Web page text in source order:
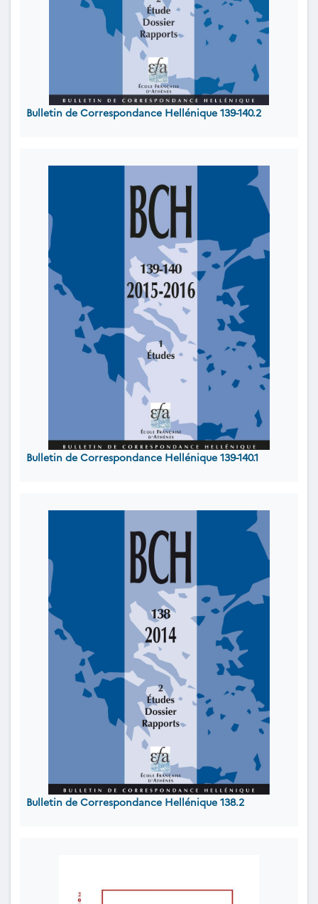
Bulletin de Correspondance Hellénique 139-140.2
Bulletin de Correspondance Hellénique 139-140.1
Bulletin de Correspondance Hellénique 138.2